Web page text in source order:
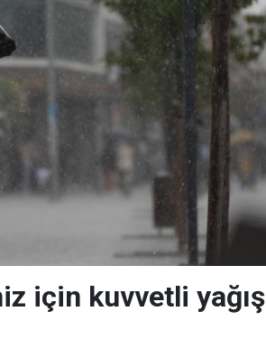
için kuvvetli yağış